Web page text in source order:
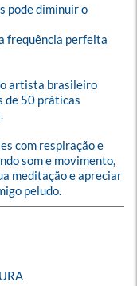
pode diminuir o
frequência perfeita
artista brasileiro
de 50 práticas
com respiração e
som e movimento,
meditação e apreciar
peludo.